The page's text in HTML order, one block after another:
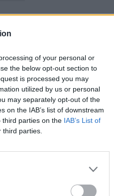
of your personal or
the below opt-out section to
is processed you may
utilized by us or personal
may separately opt-out of the
on the IAB’s list of downstream
third parties on the IAB’s List of
parties.
Οι συναυλίες
εισιτήρια - Ποιοι
τις τιμές